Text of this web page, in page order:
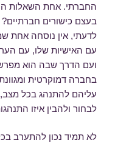
החברתי. אחת השאלות
בעצם כישורים
לדעתי, אין נוסחה אחת
עם האישיות שלו, עם
ועם הדרך שבה הוא
בחברה דמוקרטית
עליהם להתנהג בכל
לבחור ולהבין איזו
לא תמיד נכון להתערב